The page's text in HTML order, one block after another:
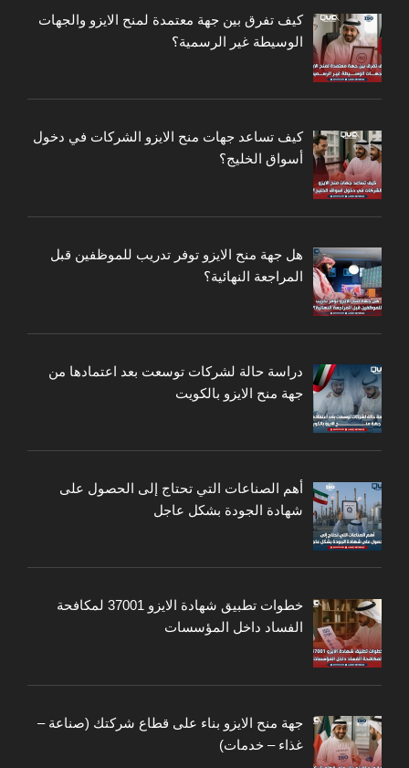
كيف تفرق بين جهة معتمدة لمنح الايزو والجهات
الوسيطة غير الرسمية؟
كيف تساعد جهات منح الايزو الشركات في دخول
أسواق الخليج؟
هل جهة منح الايزو توفر تدريب للموظفين قبل
المراجعة النهائية؟
دراسة حالة لشركات توسعت بعد اعتمادها من
جهة منح الايزو بالكويت
أهم الصناعات التي تحتاج إلى الحصول على
شهادة الجودة بشكل عاجل
خطوات تطبيق شهادة الايزو 37001 لمكافحة
الفساد داخل المؤسسات
جهة منح الايزو بناء على قطاع شركتك (صناعة –
غذاء – خدمات)